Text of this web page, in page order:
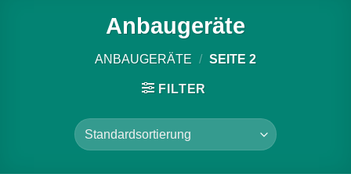
Anbaugeräte
ANBAUGERÄTE / SEITE 2
FILTER